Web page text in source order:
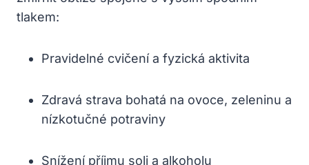
tlakem:
Pravidelné cvičení a fyzická aktivita
Zdravá strava bohatá na ovoce, zeleninu a
nízkotučné potraviny
Snížení příjmu soli a alkoholu